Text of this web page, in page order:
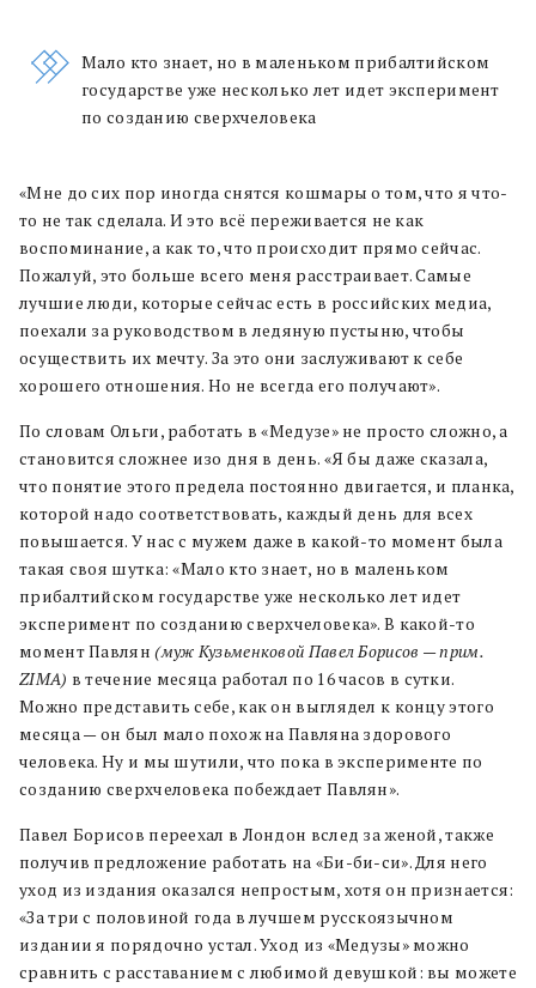
Мало кто знает, но в маленьком прибалтийском
государстве уже несколько лет идет эксперимент
по созданию сверхчеловека
«Мне до сих пор иногда снятся кошмары о том, что я что-
то не так сделала. И это всё переживается не как
воспоминание, а как то, что происходит прямо сейчас.
Пожалуй, это больше всего меня расстраивает. Самые
лучшие люди, которые сейчас есть в российских медиа,
поехали за руководством в ледяную пустыню, чтобы
осуществить их мечту. За это они заслуживают к себе
хорошего отношения. Но не всегда его получают».
По словам Ольги, работать в «Медузе» не просто сложно, а
становится сложнее изо дня в день. «Я бы даже сказала,
что понятие этого предела постоянно двигается, и планка,
которой надо соответствовать, каждый день для всех
повышается. У нас с мужем даже в какой-то момент была
такая своя шутка: «Мало кто знает, но в маленьком
прибалтийском государстве уже несколько лет идет
эксперимент по созданию сверхчеловека». В какой-то
момент Павлян(муж Кузьменковой Павел Борисов — прим.
ZIMA) в течение месяца работал по 16 часов в сутки.
Можно представить себе, как он выглядел к концу этого
месяца — он был мало похож на Павляна здорового
человека. Ну и мы шутили, что пока в эксперименте по
созданию сверхчеловека побеждает Павлян».
Павел Борисов переехал в Лондон вслед за женой, также
получив предложение работать на «Би-би-си». Для него
уход из издания оказался непростым, хотя он признается:
«За три с половиной года в лучшем русскоязычном
издании я порядочно устал. Уход из «Медузы» можно
сравнить с расставанием с любимой девушкой: вы можете